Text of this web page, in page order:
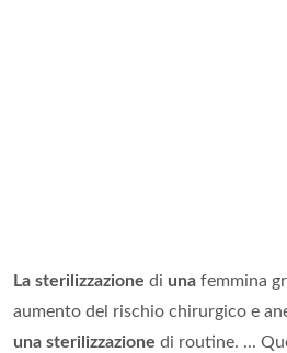
La sterilizzazione di una femmina
aumento del rischio chirurgico e
una sterilizzazione di routine. ...